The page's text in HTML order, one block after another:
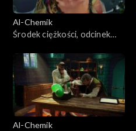
Al-Chemik
Środek ciężkości, odcinek
Al-Chemik